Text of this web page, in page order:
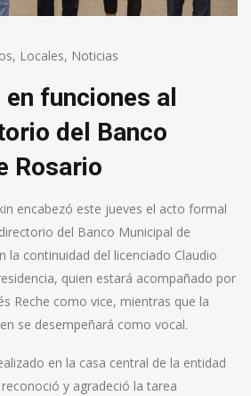
, Locales, Noticias
funciones al
del Banco
Rosario
encabezó este jueves el acto formal
del Banco Municipal de
la continuidad del licenciado Claudio
quien estará acompañado por
Reche como vice, mientras que la
se desempeñará como vocal.
en la casa central de la entidad
y agradeció la tarea